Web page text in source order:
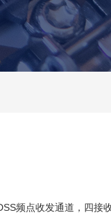
频点收发通道，四接